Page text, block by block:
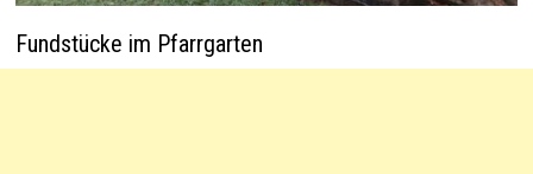
Fundstücke im Pfarrgarten